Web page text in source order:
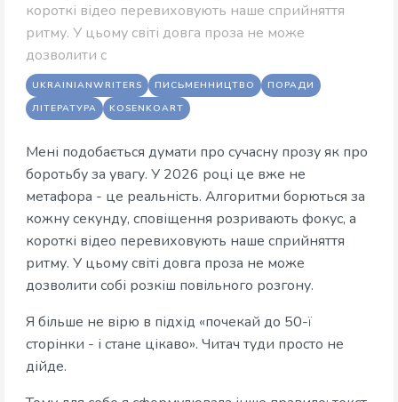
короткі відео перевиховують наше сприйняття
ритму. У цьому світі довга проза не може
дозволити с
UKRAINIANWRITERS ПИСЬМЕННИЦТВО
ПОРАДИ
ЛІТЕРАТУРА
KOSENKOART
Мені подобається думати про сучасну прозу як про
боротьбу за увагу. У 2026 році це вже не
метафора - це реальність. Алгоритми борються за
кожну секунду, сповіщення розривають фокус, а
короткі відео перевиховують наше сприйняття
ритму. У цьому світі довга проза не може
дозволити собі розкіш повільного розгону.
Я більше не вірю в підхід «почекай до 50-ї
сторінки - і стане цікаво». Читач туди просто не
дійде.